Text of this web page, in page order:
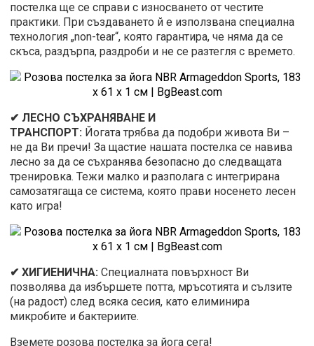
постелка ще се справи с износването от честите
практики. При създаването й е използвана специална
технология „non-tear“, която гарантира, че няма да се
скъса, раздърпа, раздроби и не се разтегля с времето.
✔ ЛЕСНО СЪХРАНЯВАНЕ И
ТРАНСПОРТ: Йогата трябва да подобри живота Ви –
не да Ви пречи! За щастие нашата постелка се навива
лесно за да се съхранява безопасно до следващата
тренировка. Тежи малко и разполага с интегрирана
самозатягаща се система, която прави носенето лесен
като игра!
✔ ХИГИЕНИЧНА: Специалната повърхност Ви
позволява да избършете потта, мръсотията и сълзите
(на радост) след всяка сесия, като елиминира
микробите и бактериите.
Вземете розова постелка за йога сега!